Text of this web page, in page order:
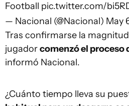
Football pic.twitter.com/
— Nacional (@Nacional) May
Tras confirmarse la
jugadorcomenzó el proceso
informó Nacional.
¿Cuánto tiempo lleva su